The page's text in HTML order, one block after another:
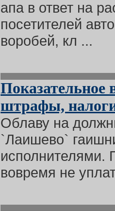
апа в ответ на
посетителей
воробей, кл ...
Показательное
штрафы,
Облаву на
`Лаишево`
исполнителями.
вовремя не